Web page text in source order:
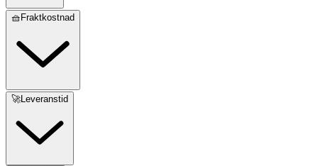
🧺Fraktkostnad
🚀Leveranstid